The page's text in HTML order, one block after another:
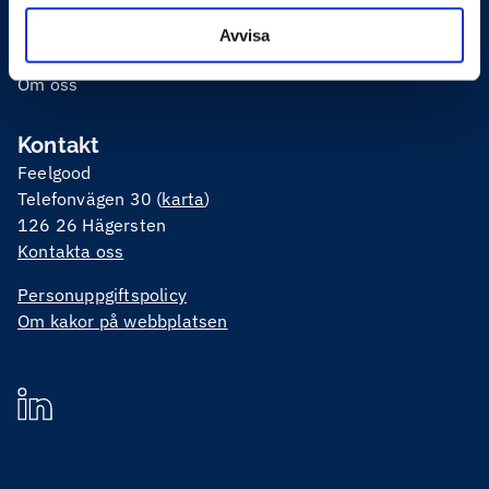
Avvisa
Feelgoodmetoden
Om oss
Kontakt
Feelgood
Telefonvägen 30 (karta)
126 26 Hägersten
Kontakta oss
Personuppgiftspolicy
Om kakor på webbplatsen